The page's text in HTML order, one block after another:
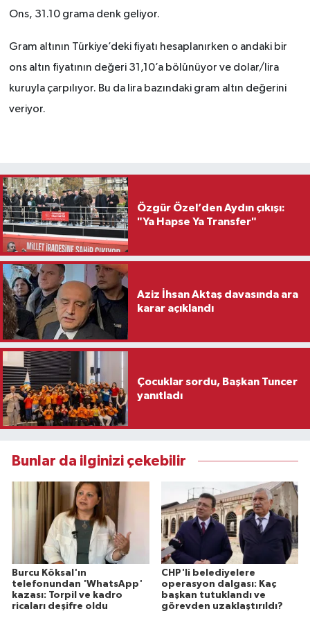
Ons, 31.10 grama denk geliyor.
Gram altının Türkiye’deki fiyatı hesaplanırken o andaki bir
ons altın fiyatının değeri 31,10’a bölünüyor ve dolar/lira
kuruyla çarpılıyor. Bu da lira bazındaki gram altın değerini
veriyor.
Özgür Özel’den Aydın çıkışı:
"Ya Hapse Ya Transfer"
Aziz İhsan Aktaş davasında ara
karar açıklandı
Çocuklar sordu, Başkan Tuncer
yanıtladı
Bunlar da ilginizi çekebilir
Burcu Köksal'ın
telefonundan 'WhatsApp'
kazası: Torpil ve kadro
ricaları deşifre oldu
CHP'li belediyelere
operasyon dalgası: Kaç
başkan tutuklandı ve
görevden uzaklaştırıldı?